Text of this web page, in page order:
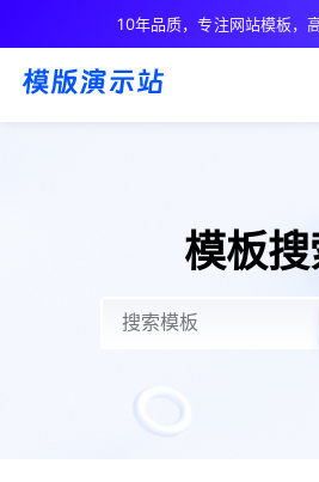
10年品质，专注网站模板，
模板搜